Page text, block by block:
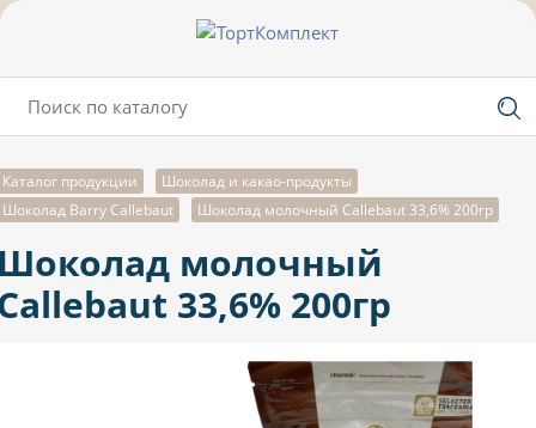
Каталог продукции
Шоколад и какао-продукты
Шоколад Barry Callebaut
Шоколад молочный Callebaut 33,6% 200гр
молочный
33,6% 200гр